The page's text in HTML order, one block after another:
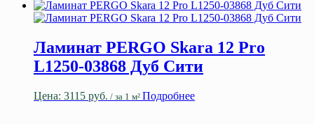
составляла
2800 руб..
цена:
1995 руб..
Ламинат PERGO Skara 12 Pro
L1250-03868 Дуб Сити
Цена: 3115 руб. / за 1 м² Подробнее